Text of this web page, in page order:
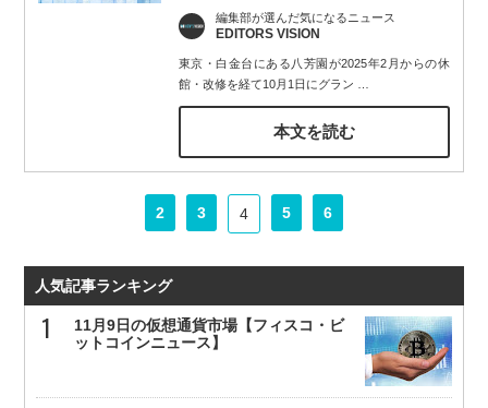
編集部が選んだ気になるニュース
EDITORS VISION
東京・白金台にある八芳園が2025年2月からの休
館・改修を経て10月1日にグラン
本文を読む
2 3 4 5 6
人気記事ランキング
11月9日の仮想通貨市場【フィスコ・ビ
ットコインニュース】